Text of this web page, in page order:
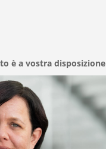
è a vostra disposizione